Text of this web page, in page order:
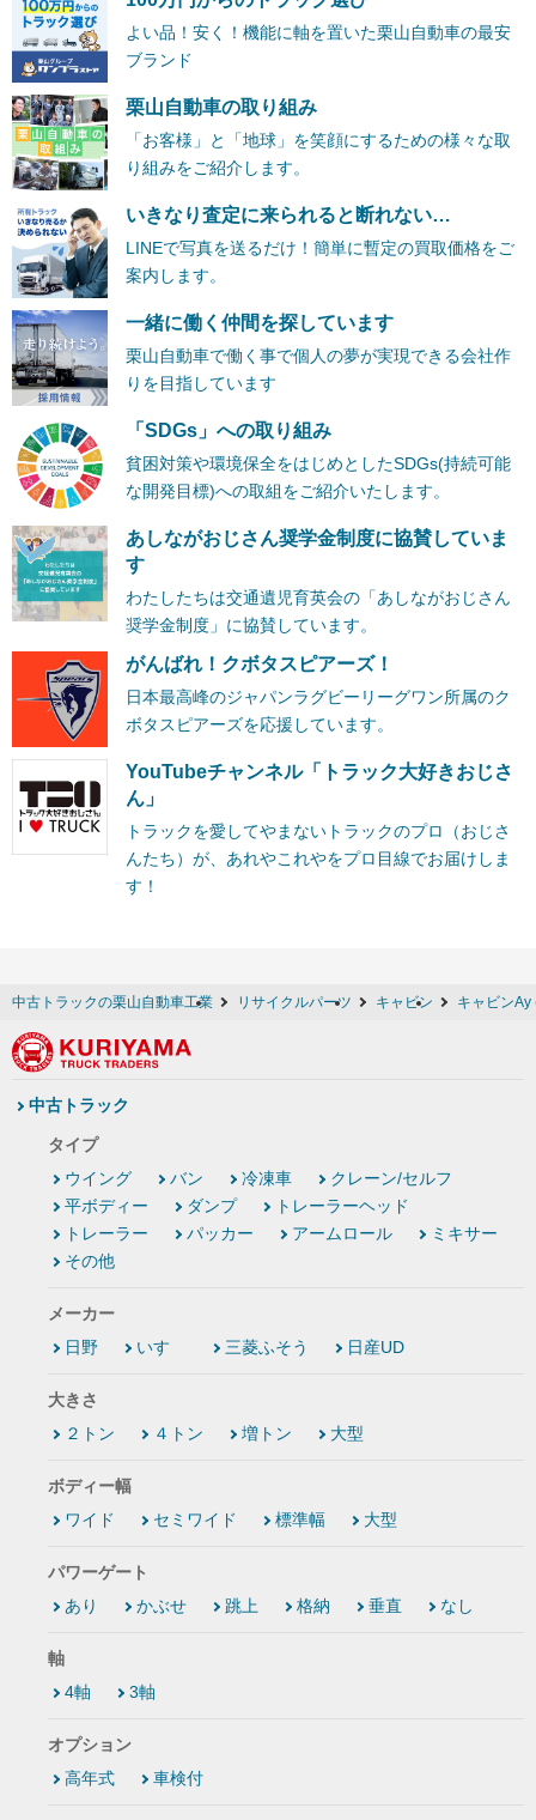
よい品！安く！機能に軸を置いた栗山自動車の最安
ブランド
栗山自動車の取り組み
「お客様」と「地球」を笑顔にするための様々な取
り組みをご紹介します。
いきなり査定に来られると断れない…
LINEで写真を送るだけ！簡単に暫定の買取価格をご
案内します。
一緒に働く仲間を探しています
栗山自動車で働く事で個人の夢が実現できる会社作
りを目指しています
「SDGs」への取り組み
貧困対策や環境保全をはじめとしたSDGs(持続可能
な開発目標)への取組をご紹介いたします。
あしながおじさん奨学金制度に協賛していま
す
わたしたちは交通遺児育英会の「あしながおじさん
奨学金制度」に協賛しています。
がんばれ！クボタスピアーズ！
日本最高峰のジャパンラグビーリーグワン所属のク
ボタスピアーズを応援しています。
YouTubeチャンネル「トラック大好きおじさ
ん」
トラックを愛してやまないトラックのプロ（おじさ
んたち）が、あれやこれやをプロ目線でお届けしま
す！
中古トラックの栗山自動車工業 リサイクルパーツ キャビン キャビンAy
中古トラック
タイプ
ウイング
バン 冷凍車
クレーン/セルフ
平ボディー
ダンプ
トレーラーヘッド
トレーラー
パッカー アームロール
ミキサー
その他
メーカー
日野
いすゞ 三菱ふそう 日産UD
大きさ
２トン
４トン 増トン 大型
ボディー幅
ワイド
セミワイド 標準幅 大型
パワーゲート
あり
かぶせ 跳上 格納 垂直 なし
軸
4軸
3軸
オプション
高年式
車検付